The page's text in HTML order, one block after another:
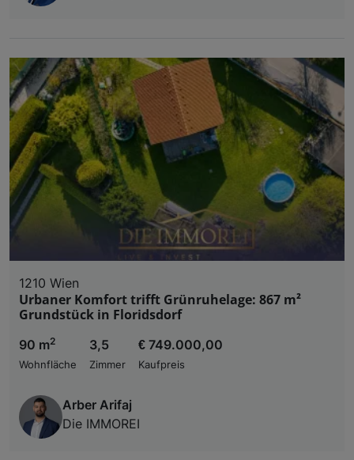
1210 Wien
Urbaner Komfort trifft Grünruhelage: 867 m²
Grundstück in Floridsdorf
90 m2
Wohnfläche
3,5
Zimmer
€ 749.000,00
Kaufpreis
Arber Arifaj
Die IMMOREI